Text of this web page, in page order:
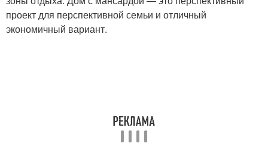
проект для перспективной семьи и отличный
экономичный вариант.